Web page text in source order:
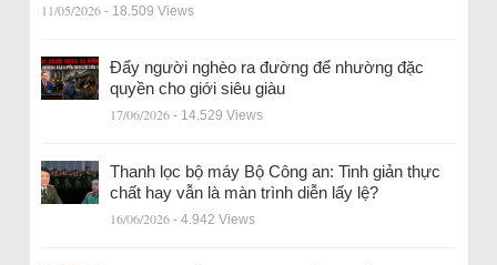
11/05/2026 - 18.509 Views
Đẩy người nghèo ra đường để nhường đặc
quyền cho giới siêu giàu
17/06/2026 - 14.529 Views
Thanh lọc bộ máy Bộ Công an: Tinh giản thực
chất hay vẫn là màn trình diễn lấy lệ?
16/06/2026 - 4.942 Views